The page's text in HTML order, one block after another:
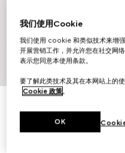
/10
我们使用Cookie
我们使用 cookie 和类似技术来增
开展营销工作，并允许您在社交网
表示您同意本使用条款。
要了解此类技术及其在本网站上的
Cookie 政策。
OK